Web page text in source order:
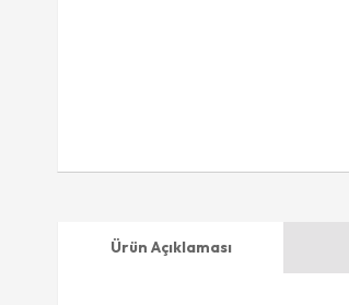
Ürün Açıklaması